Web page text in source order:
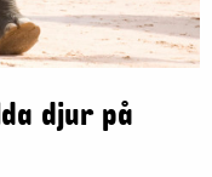
djur på